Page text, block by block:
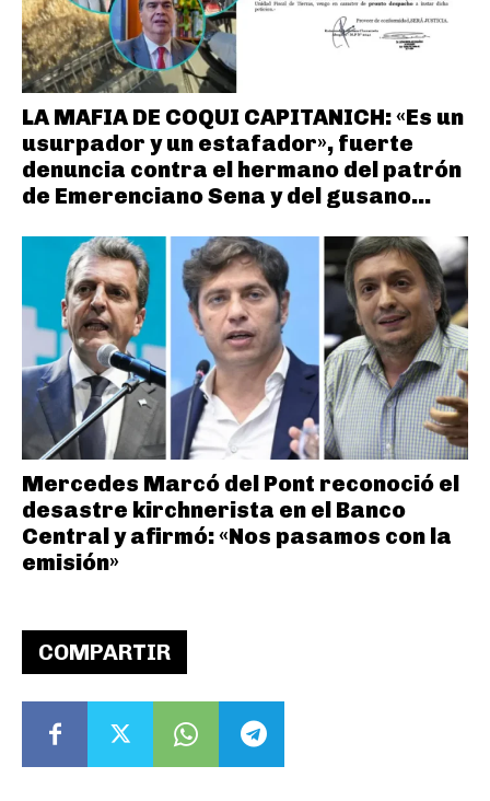
COMPARTIR
LA MAFIA DE COQUI CAPITANICH: «Es un
usurpador y un estafador», fuerte
denuncia contra el hermano del patrón
de Emerenciano Sena y del gusano...
Mercedes Marcó del Pont reconoció el
desastre kirchnerista en el Banco
Central y afirmó: «Nos pasamos con la
emisión»